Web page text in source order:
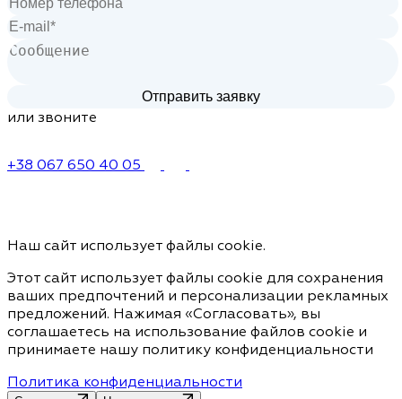
или звоните
+38 067 650 40 05
Наш сайт использует файлы cookie.
Этот сайт использует файлы cookie для сохранения
ваших предпочтений и персонализации рекламных
предложений. Нажимая «Согласовать», вы
соглашаетесь на использование файлов cookie и
принимаете нашу политику конфиденциальности
Политика конфиденциальности